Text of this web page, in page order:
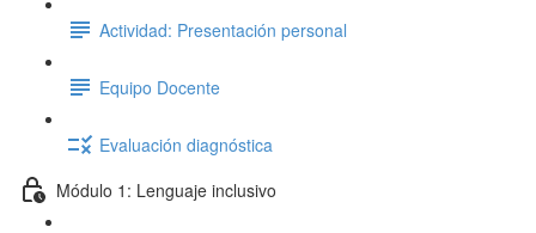
Actividad: Presentación personal
Equipo Docente
Evaluación diagnóstica
Módulo 1: Lenguaje inclusivo